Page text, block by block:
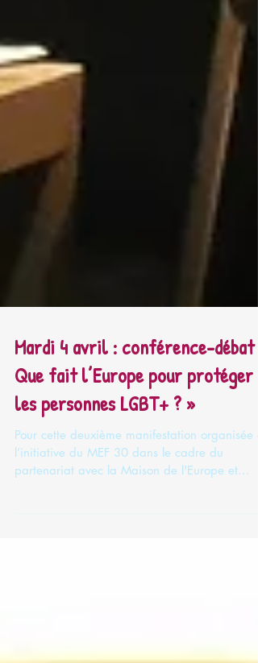
Mardi 4 avril : conférence-débat «
Que fait l’Europe pour protéger
les personnes LGBT+ ? »
Pour cette deuxième manifestation organisée à
l’initiative du MEF 30 dans le cadre du